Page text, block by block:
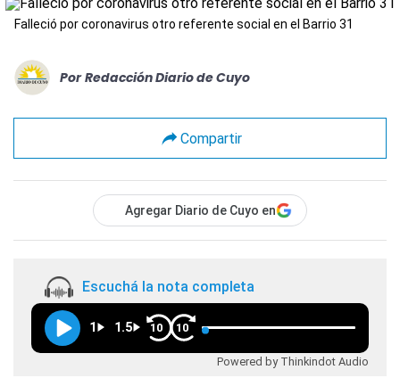
Falleció por coronavirus otro referente social en el Barrio 31
Por Redacción Diario de Cuyo
Compartir
Agregar Diario de Cuyo en
Escuchá la nota completa
1 1.5 10 10
Powered by Thinkindot Audio